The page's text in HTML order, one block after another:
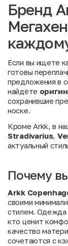
Бренд
Если вы ищете
готовы
предложения в
найдёте
сохранившие
носке.
Кроме Arkk, в
Stradivarius,
актуальный
Почему
Arkk
своими
стилем. Одежда
кто ценит
качество
сочетаются с